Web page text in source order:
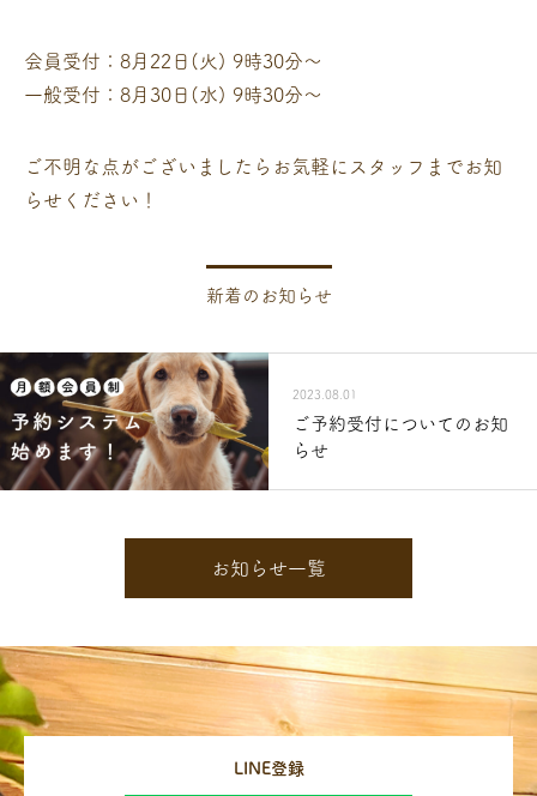
会員受付：8月22日(火) 9時30分〜
一般受付：8月30日(水) 9時30分〜
ご不明な点がございましたらお気軽にスタッフまでお知
らせください！
新着のお知らせ
2023.08.01
ご予約受付についてのお知
らせ
お知らせ一覧
LINE登録